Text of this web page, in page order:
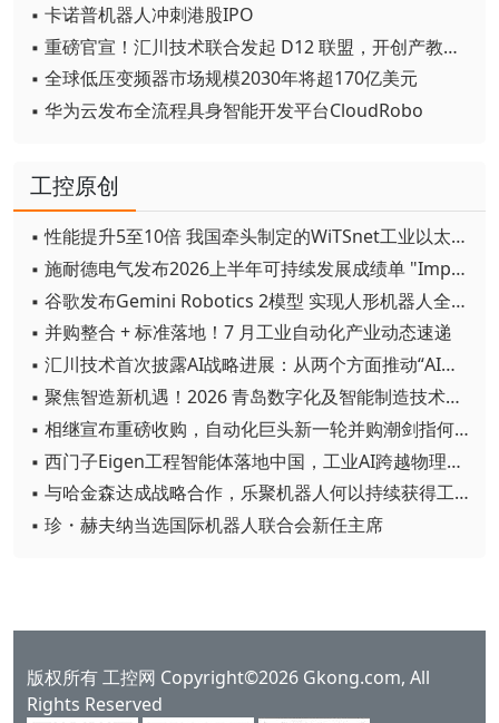
▪ 卡诺普机器人冲刺港股IPO
▪ 重磅官宣！汇川技术联合发起 D12 联盟，开创产教融合新范式
▪ 全球低压变频器市场规模2030年将超170亿美元
▪ 华为云发布全流程具身智能开发平台CloudRobo
工控原创
▪ 性能提升5至10倍 我国牵头制定的WiTSnet工业以太网国际标准正式发布
▪ 施耐德电气发布2026上半年可持续发展成绩单 "Impact 2030"路线图开局稳健
▪ 谷歌发布Gemini Robotics 2模型 实现人形机器人全身智能控制突破
▪ 并购整合 + 标准落地！7 月工业自动化产业动态速递
▪ 汇川技术首次披露AI战略进展：从两个方面推动“AI业务化”落地
▪ 聚焦智造新机遇！2026 青岛数字化及智能制造技术论坛圆满落幕
▪ 相继宣布重磅收购，自动化巨头新一轮并购潮剑指何方？
▪ 西门子Eigen工程智能体落地中国，工业AI跨越物理世界“确定性”拐点
▪ 与哈金森达成战略合作，乐聚机器人何以持续获得工业巨头青睐？
▪ 珍・赫夫纳当选国际机器人联合会新任主席
版权所有 工控网 Copyright©2026 Gkong.com, All
Rights Reserved